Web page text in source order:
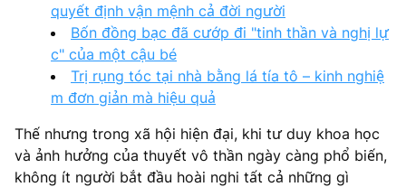
quyết định vận mệnh cả đời người
Bốn đồng bạc đã cướp đi "tinh thần và nghị lự
c" của một cậu bé
Trị rụng tóc tại nhà bằng lá tía tô – kinh nghiệ
m đơn giản mà hiệu quả
Thế nhưng trong xã hội hiện đại, khi tư duy khoa học
và ảnh hưởng của thuyết vô thần ngày càng phổ biến,
không ít người bắt đầu hoài nghi tất cả những gì